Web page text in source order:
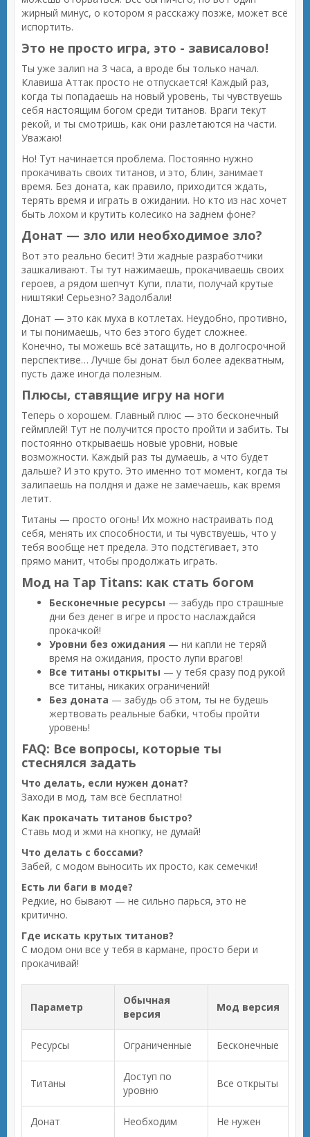
жирный минус, о котором я расскажу позже, может всё
испортить.
Это не просто игра, это - зависалово!
Ты уже залип на 3 часа, а вроде бы только начал.
Клавиша Аттак просто не отпускается! Каждый раз,
когда ты попадаешь на новый уровень, ты чувствуешь
себя настоящим богом среди титанов. Враги текут
рекой, и ты смотришь, как они разлетаются на части.
Уважаю!
Но! Тут начинается проблема. Постоянно нужно
прокачивать своих титанов, и это, блин, занимает
время. Без доната, как правило, приходится ждать,
терять время и играть в ожидании. Но кто из нас хочет
быть лохом и крутить колесико на заднем фоне?
Донат — зло или необходимое зло?
Вот это реально бесит! Эти жадные разработчики
зашкаливают. Ты тут нажимаешь, прокачиваешь своих
героев, а рядом шепчут Купи, плати, получай крутые
ништяки! Серьезно? Задолбали!
Донат — это как муха в котлетах. Неудобно, противно,
и ты понимаешь, что без этого будет сложнее.
Конечно, ты можешь всё затащить, но в долгосрочной
перспективе… Лучше бы донат был более адекватным,
пусть даже иногда полезным.
Плюсы, ставящие игру на ноги
Теперь о хорошем. Главный плюс — это бесконечный
геймплей! Тут не получится просто пройти и забить. Ты
постоянно открываешь новые уровни, новые
возможности. Каждый раз ты думаешь, а что будет
дальше? И это круто. Это именно тот момент, когда ты
залипаешь на полдня и даже не замечаешь, как время
летит.
Титаны — просто огонь! Их можно настраивать под
себя, менять их способности, и ты чувствуешь, что у
тебя вообще нет предела. Это подстёгивает, это
прямо манит, чтобы продолжать играть.
Мод на Tap Titans: как стать богом
Бесконечные ресурсы — забудь про страшные
дни без денег в игре и просто наслаждайся
прокачкой!
Уровни без ожидания — ни капли не теряй
время на ожидания, просто лупи врагов!
Все титаны открыты — у тебя сразу под рукой
все титаны, никаких ограничений!
Без доната — забудь об этом, ты не будешь
жертвовать реальные бабки, чтобы пройти
уровень!
FAQ: Все вопросы, которые ты
стеснялся задать
Что делать, если нужен донат?
Заходи в мод, там всё бесплатно!
Как прокачать титанов быстро?
Ставь мод и жми на кнопку, не думай!
Что делать с боссами?
Забей, с модом выносить их просто, как семечки!
Есть ли баги в моде?
Редкие, но бывают — не сильно парься, это не
критично.
Где искать крутых титанов?
С модом они все у тебя в кармане, просто бери и
прокачивай!
Параметр
Обычная
версия
Мод версия
Ресурсы Ограниченные Бесконечные
Титаны
Доступ по
уровню
Все открыты
Донат Необходим Не нужен